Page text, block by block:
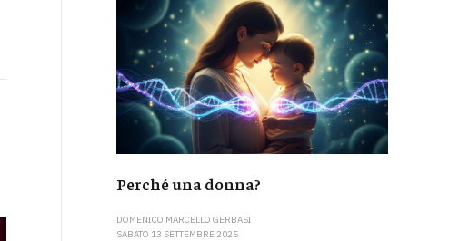
Perché una donna?
DOMENICO MARCELLO GERBASI
SABATO 13 SETTEMBRE 2025